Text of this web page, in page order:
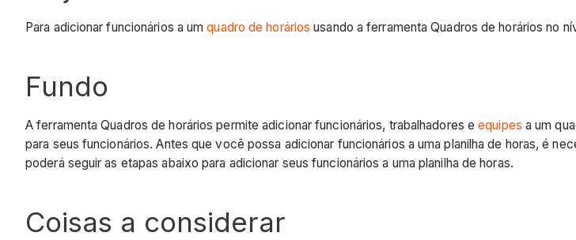
Para adicionar funcionários a umquadro de horários usando a ferramenta Quadros de horários no
Fundo
A ferramenta Quadros de horários permite adicionar funcionários, trabalhadores eequipes a um
para seus funcionários. Antes que você possa adicionar funcionários a uma planilha de horas, é
poderá seguir as etapas abaixo para adicionar seus funcionários a uma planilha de horas.
Coisas a considerar